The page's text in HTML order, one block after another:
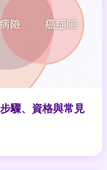
驟、資格與常見